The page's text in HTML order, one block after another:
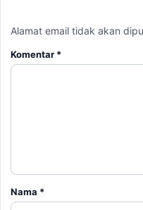
Alamat email tidak akan
Komentar *
Nama *